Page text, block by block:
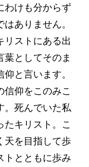
わけも分からず
ありません。
リストにある出
としてそのま
と言います。
信仰をこのみこ
。死んでいた私
たキリスト。こ
天を目指して歩
トとともに歩み